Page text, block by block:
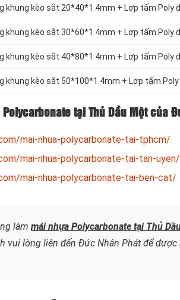
khung kèo sắt 20*40*1.4mm + Lợp tấm Poly
khung kèo sắt 30*60*1.4mm + Lợp tấm Poly
khung kèo sắt 40*80*1.4mm + Lợp tấm Poly
khung kèo sắt 50*100*1.4mm + Lợp tấm
tại Thủ Dầu Một của
mai-nhua-polycarbonate-tai-tphcm/
mai-nhua-polycarbonate-tai-tan-uyen/
mai-nhua-polycarbonate-tai-ben-cat/
làm mái nhựa Polycarbonate tại Thủ
vui lòng liên đến Đức Nhân Phát để